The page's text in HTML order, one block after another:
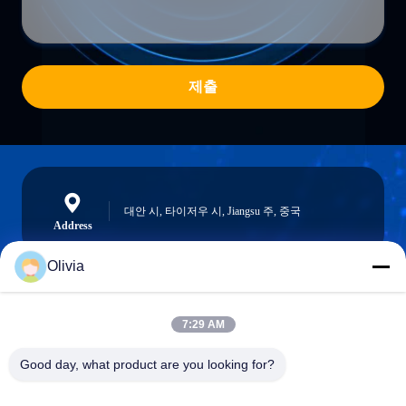
제출
Address
대안 시, 타이저우 시, Jiangsu 주, 중국
info@longlivedmetal.com
Olivia
7:29 AM
Good day, what product are you looking for?